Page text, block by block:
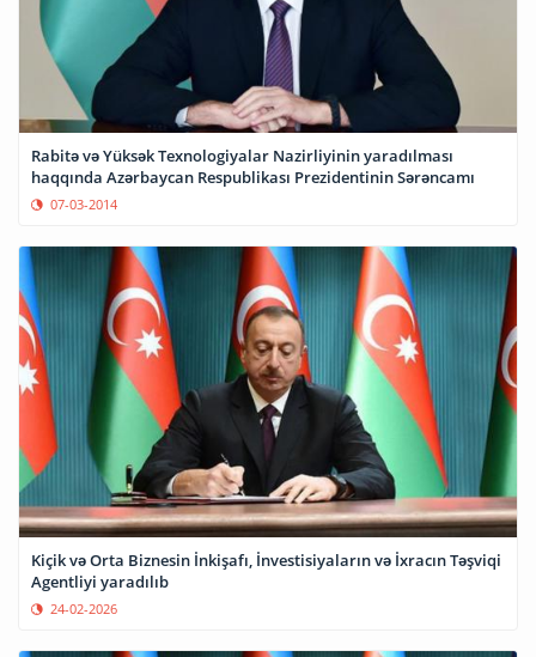
Rabitə və Yüksək Texnologiyalar Nazirliyinin yaradılması
haqqında Azərbaycan Respublikası Prezidentinin Sərəncamı
07-03-2014
Kiçik və Orta Biznesin İnkişafı, İnvestisiyaların və İxracın Təşviqi
Agentliyi yaradılıb
24-02-2026